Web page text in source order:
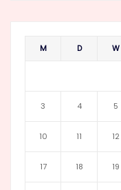
M D W
3 4 5
10 11 12
17 18 19